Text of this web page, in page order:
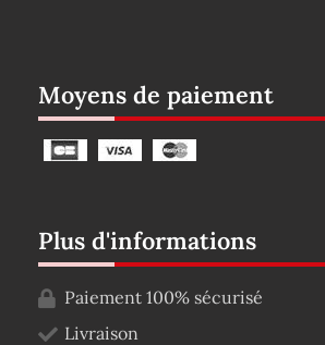
Moyens de paiement
Plus d'informations
Paiement 100% sécurisé
Livraison